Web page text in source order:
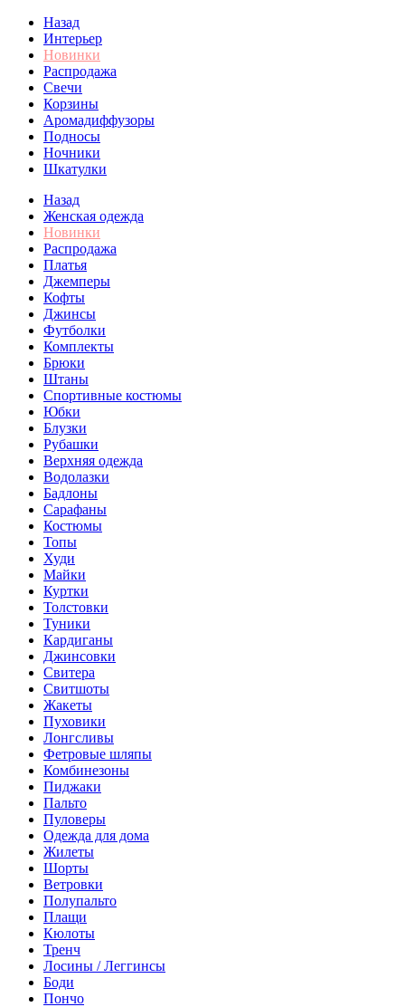
Назад
Интерьер
Новинки
Распродажа
Свечи
Корзины
Аромадиффузоры
Подносы
Ночники
Шкатулки
Назад
Женская одежда
Новинки
Распродажа
Платья
Джемперы
Кофты
Джинсы
Футболки
Комплекты
Брюки
Штаны
Спортивные костюмы
Юбки
Блузки
Рубашки
Верхняя одежда
Водолазки
Бадлоны
Сарафаны
Костюмы
Топы
Худи
Майки
Куртки
Толстовки
Туники
Кардиганы
Джинсовки
Свитера
Свитшоты
Жакеты
Пуховики
Лонгсливы
Фетровые шляпы
Комбинезоны
Пиджаки
Пальто
Пуловеры
Одежда для дома
Жилеты
Шорты
Ветровки
Полупальто
Плащи
Кюлоты
Тренч
Лосины / Леггинсы
Боди
Пончо